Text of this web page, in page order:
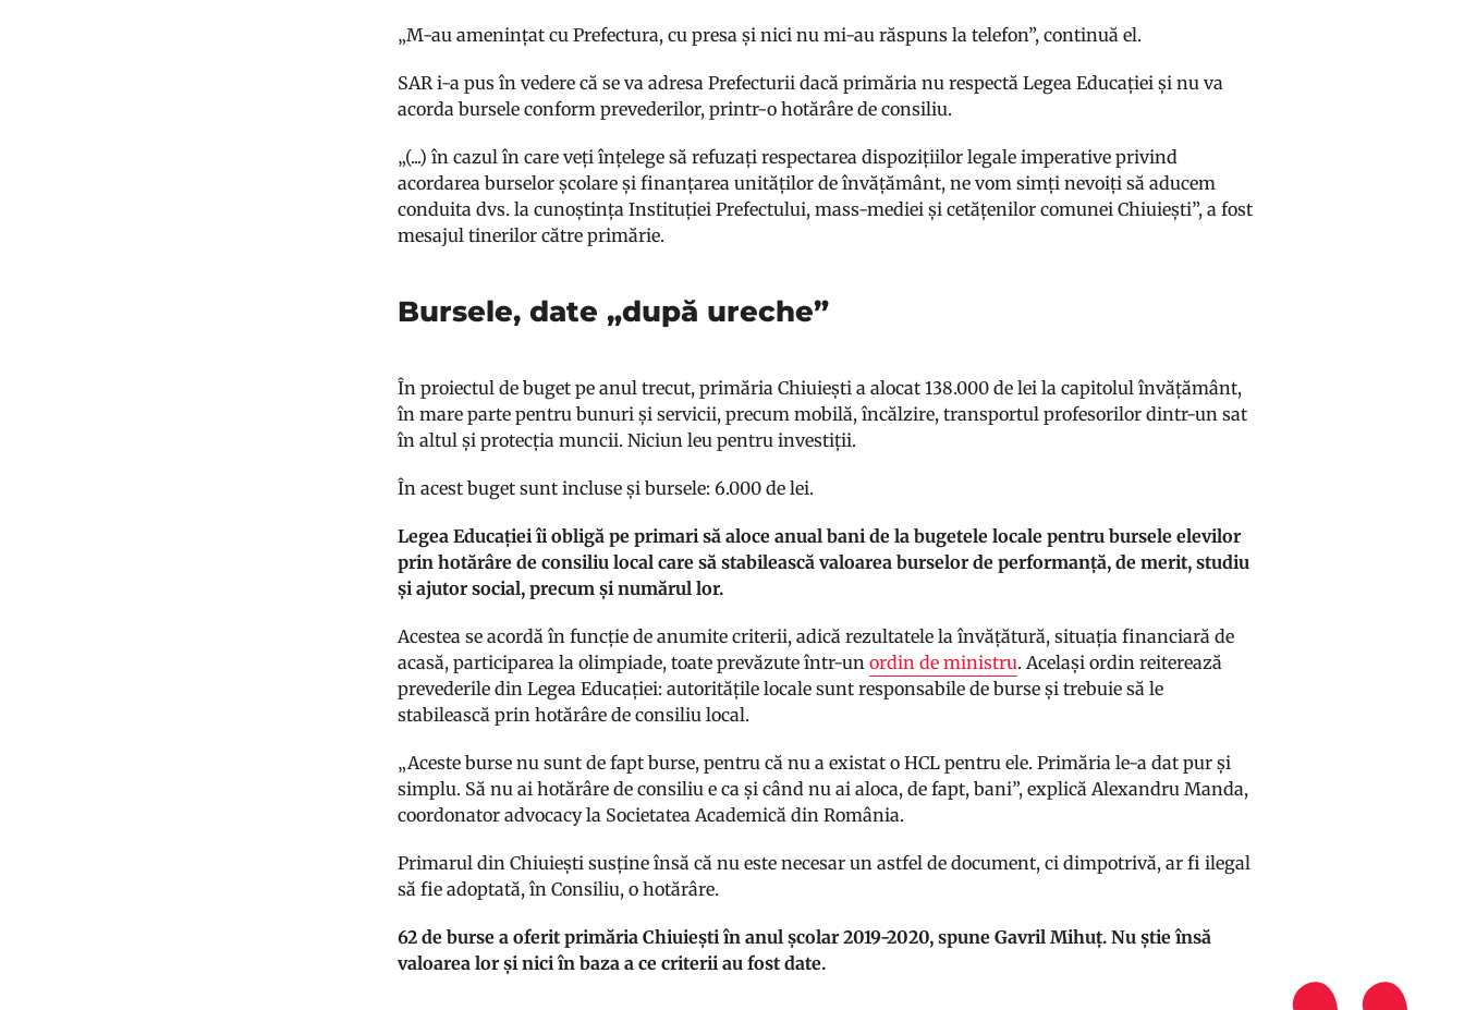
„M-au amenințat cu Prefectura, cu presa și nici nu mi-au răspuns la telefon”, continuă el.
SAR i-a pus în vedere că se va adresa Prefecturii dacă primăria nu respectă Legea Educației și nu va
acorda bursele conform prevederilor, printr-o hotărâre de consiliu.
„(...) în cazul în care veți înțelege să refuzați respectarea dispozițiilor legale imperative privind
acordarea burselor școlare și finanțarea unităților de învățământ, ne vom simți nevoiți să aducem
conduita dvs. la cunoștința Instituției Prefectului, mass-mediei și cetățenilor comunei Chiuiești”, a fost
mesajul tinerilor către primărie.
Bursele, date „după ureche”
În proiectul de buget pe anul trecut, primăria Chiuiești a alocat 138.000 de lei la capitolul învățământ,
în mare parte pentru bunuri și servicii, precum mobilă, încălzire, transportul profesorilor dintr-un sat
în altul și protecția muncii. Niciun leu pentru investiții.
În acest buget sunt incluse și bursele: 6.000 de lei.
Legea Educației îi obligă pe primari să aloce anual bani de la bugetele locale pentru bursele elevilor
prin hotărâre de consiliu local care să stabilească valoarea burselor de performanță, de merit, studiu
și ajutor social, precum și numărul lor.
Acestea se acordă în funcție de anumite criterii, adică rezultatele la învățătură, situația financiară de
acasă, participarea la olimpiade, toate prevăzute într-unordin de ministru. Același ordin reiterează
prevederile din Legea Educației: autoritățile locale sunt responsabile de burse și trebuie să le
stabilească prin hotărâre de consiliu local.
„Aceste burse nu sunt de fapt burse, pentru că nu a existat o HCL pentru ele. Primăria le-a dat pur și
simplu. Să nu ai hotărâre de consiliu e ca și când nu ai aloca, de fapt, bani”, explică Alexandru Manda,
coordonator advocacy la Societatea Academică din România.
Primarul din Chiuiești susține însă că nu este necesar un astfel de document, ci dimpotrivă, ar fi ilegal
să fie adoptată, în Consiliu, o hotărâre.
62 de burse a oferit primăria Chiuiești în anul școlar 2019-2020, spune Gavril Mihuț. Nu știe însă
valoarea lor și nici în baza a ce criterii au fost date.